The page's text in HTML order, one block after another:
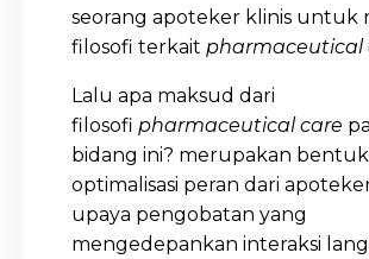
seorang apoteker klinis untuk
filosofi terkait pharmaceutical
Lalu apa maksud dari
filosofi pharmaceutical care
bidang ini? merupakan bentuk
optimalisasi peran dari
upaya pengobatan yang
mengedepankan interaksi